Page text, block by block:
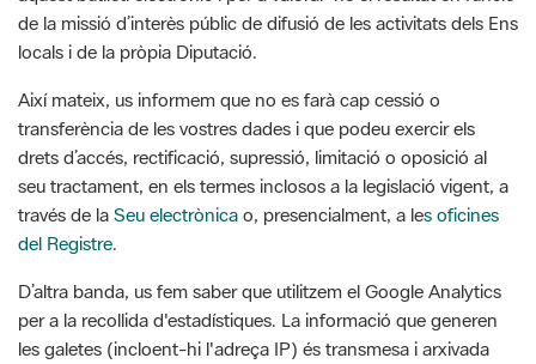
Així mateix, us informem que no es farà cap cessió o
transferència de les vostres dades i que podeu exercir els
seu tractament, en els termes inclosos a la legislació vigent, a
través de laSeu electrònica o, presencialment, a les oficines
del Registre.
D’altra banda, us fem saber que utilitzem el Google Analytics
per a la recollida d'estadístiques. La informació que generen
directament per Google en els servidors del web. Per tal
d'impedir la recollida de l'adreça IP, la Diputació de Barcelona
té activada l’opció Anonymize IP, incorporada pel propi